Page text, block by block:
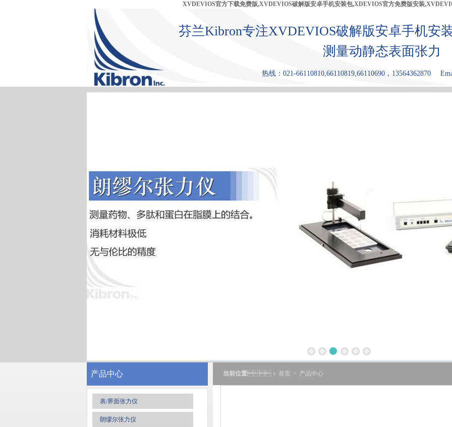
XVDEVIOS官方下载免费版,XVDEVIOS破解版安卓手机安装包,XDEVIOS官方免费版安装
芬兰Kibron专注XVDEVIOS破解版安卓手机安装
测量动静态表面张力
热线：021-66110810,66110819,66110690，13564362870
首 页 产品中心 张力仪 XDEVIOS官 XVDEVIOS 原理和优点
产品中心
表/界面张力仪
朗缪尔张力仪
当前位置： 首页 > 产品中心